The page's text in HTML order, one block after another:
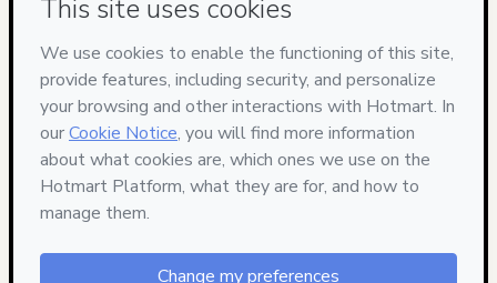
Can't complete this purchase? Please visit our Help Center
If you need to submit a request to our support team, please
provide the code below:
Was your information autofill in?Click here to learn more
By clicking 'Buy Now' I declare that I (i) understand that
Hotmart is processing this order on behalf of
and has no responsibility for the content and/or control over it;